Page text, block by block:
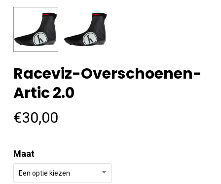
Raceviz-Overschoenen-
Artic 2.0
€30,00
Maat
Een optie kiezen